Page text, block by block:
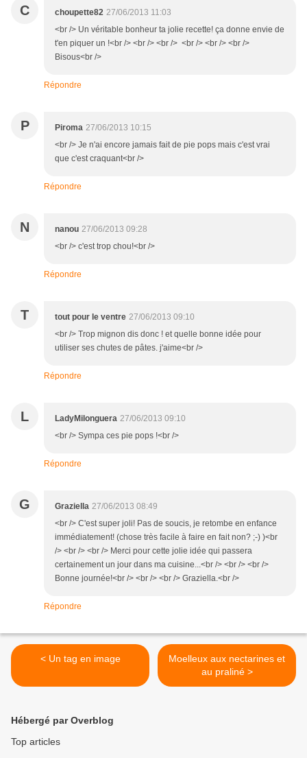
C choupette82 27/06/2013 11:03
<br /> Un véritable bonheur ta jolie recette! ça donne envie de
t'en piquer un !<br /> <br /> <br /> <br /> <br /> <br />
Bisous<br />
Répondre
P Piroma 27/06/2013 10:15
<br /> Je n'ai encore jamais fait de pie pops mais c'est vrai
que c'est craquant<br />
Répondre
N nanou 27/06/2013 09:28
<br /> c'est trop chou!<br />
Répondre
T tout pour le ventre 27/06/2013 09:10
<br /> Trop mignon dis donc ! et quelle bonne idée pour
utiliser ses chutes de pâtes. j'aime<br />
Répondre
L LadyMilonguera 27/06/2013 09:10
<br /> Sympa ces pie pops !<br />
Répondre
G Graziella 27/06/2013 08:49
<br /> C'est super joli! Pas de soucis, je retombe en enfance
immédiatement! (chose très facile à faire en fait non? ;-) )<br
/> <br /> <br /> Merci pour cette jolie idée qui passera
certainement un jour dans ma cuisine...<br /> <br /> <br />
Bonne journée!<br /> <br /> <br /> Graziella.<br />
Répondre
< Un tag en image
Moelleux aux nectarines et
au praliné >
Hébergé par Overblog
Top articles